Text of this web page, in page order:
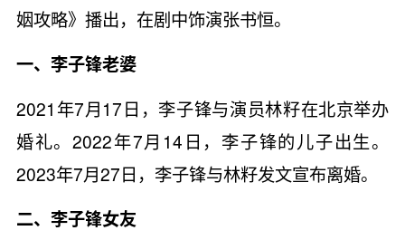
姻攻略》播出，在剧中饰演张书恒。
一、李子锋老婆
2021年7月17日，李子锋与演员林籽在北京举办
婚礼。2022年7月14日，李子锋的儿子出生。
2023年7月27日，李子锋与林籽发文宣布离婚。
二、李子锋女友